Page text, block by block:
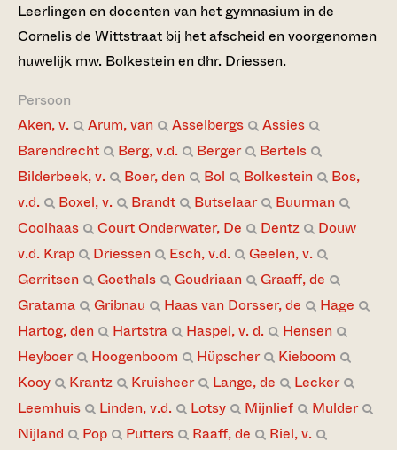
Leerlingen en docenten van het gymnasium in de
Cornelis de Wittstraat bij het afscheid en voorgenomen
huwelijk mw. Bolkestein en dhr. Driessen.
Persoon
Aken, v.
Arum, van Asselbergs
Assies
Barendrecht
Berg, v.d. Berger
Bertels
Bilderbeek, v.
Boer, den Bol Bolkestein
Bos,
v.d.
Boxel, v. Brandt Butselaar
Buurman
Coolhaas
Court Onderwater, De Dentz
Douw
v.d. Krap
Driessen Esch, v.d.
Geelen, v.
Gerritsen
Goethals Goudriaan
Graaff, de
Gratama
Gribnau Haas van Dorsser, de
Hage
Hartog, den
Hartstra Haspel, v. d.
Hensen
Heyboer
Hoogenboom Hüpscher
Kieboom
Kooy
Krantz Kruisheer Lange, de
Lecker
Leemhuis
Linden, v.d. Lotsy Mijnlief
Mulder
Nijland
Pop Putters Raaff, de
Riel, v.